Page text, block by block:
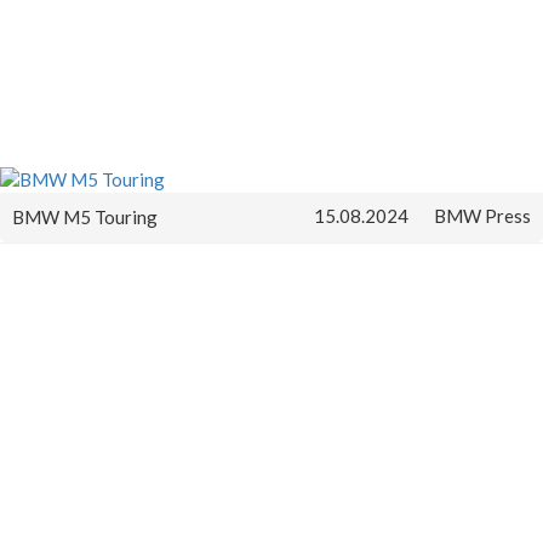
BMW M5 Touring 15.08.2024 BMW Press